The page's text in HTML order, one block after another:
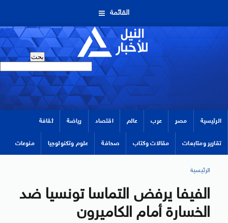
القائمة
الرئيسية مصر عرب عالم اقتصاد رياضة ثقافة
تقارير ومتابعات مقالات وكتاب صحافة علوم وتكنولوجيا منوعات
الرئيسية
الفيفا يرفض التماسا تونسيا ضد
الخسارة أمام الكاميرون